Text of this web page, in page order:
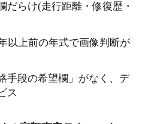
だらけ(走行距離・修復歴・
以上前の年式で画像判断が
手段の希望欄」がなく、デ
ス